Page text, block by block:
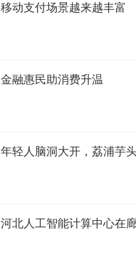
移动支付场景越来越丰富
金融惠民助消费升温
年轻人脑洞大开，荔浦芋
河北人工智能计算中心在